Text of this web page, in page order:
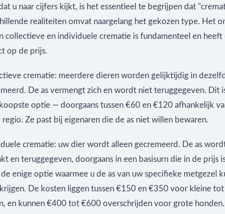
u naar cijfers kijkt, is het essentieel te begrijpen dat
realiteiten omvat naargelang het gekozen type. Het
collectieve en individuele crematie is fundamenteel en heeft
op de prijs.
crematie: meerdere dieren worden gelijktijdig in
De as vermengt zich en wordt niet teruggegeven. Dit
optie — doorgaans tussen €60 en €120 afhankelijk
regio. Ze past bij eigenaren die de as niet willen bewaren.
crematie: uw dier wordt alleen gecremeerd. De as
en teruggegeven, doorgaans in een basisurn die in de prijs
de enige optie waarmee u de as van uw specifieke metgezel
De kosten liggen tussen €150 en €350 voor kleine
en kunnen €400 tot €600 overschrijden voor grote honden.